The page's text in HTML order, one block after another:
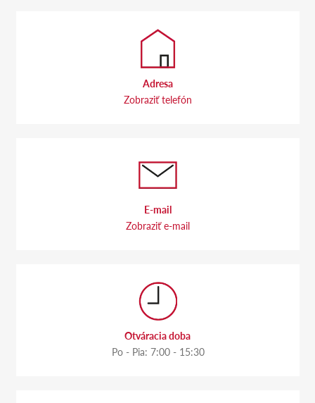
Adresa
Zobraziť telefón
E-mail
Zobraziť e-mail
Otváracia doba
Po - Pia: 7:00 - 15:30